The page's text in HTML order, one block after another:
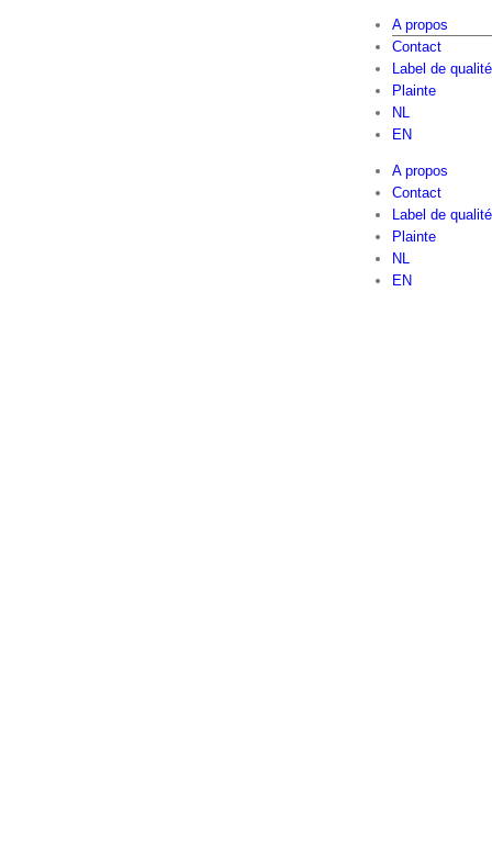
A propos
Contact
Label de qualité
Plainte
NL
EN
A propos
Contact
Label de qualité
Plainte
NL
EN